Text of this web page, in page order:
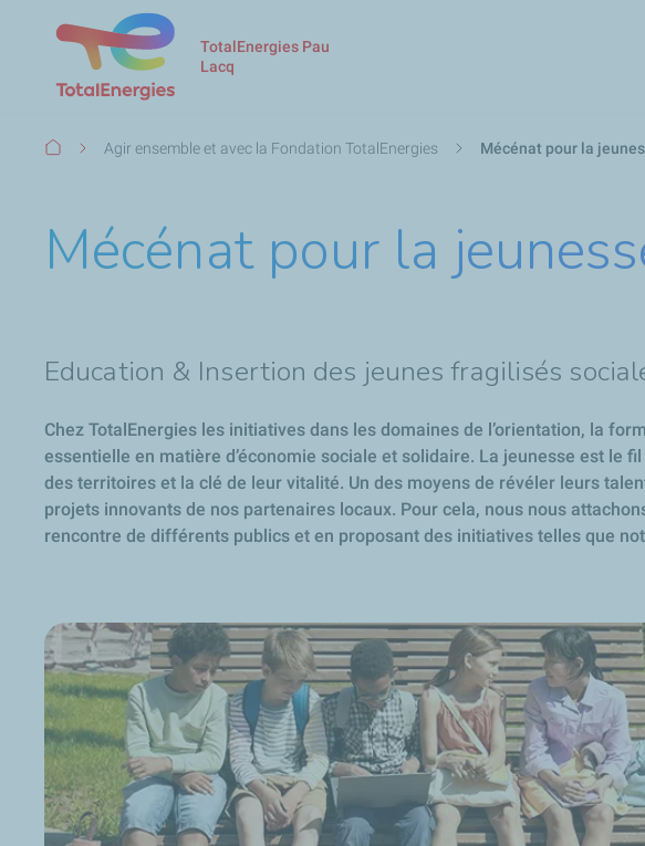
TotalEnergies Pau
Lacq
Fil
Agir ensemble et avec la Fondation TotalEnergies Mécénat pour la
Mécénat pour la
Education & Insertion des jeunes fragilisés
Chez TotalEnergies les initiatives dans les domaines de l’orientation, la
essentielle en matière d’économie sociale et solidaire. La jeunesse est le
des territoires et la clé de leur vitalité. Un des moyens de révéler leurs
projets innovants de nos partenaires locaux. Pour cela, nous nous
rencontre de différents publics et en proposant des initiatives telles que